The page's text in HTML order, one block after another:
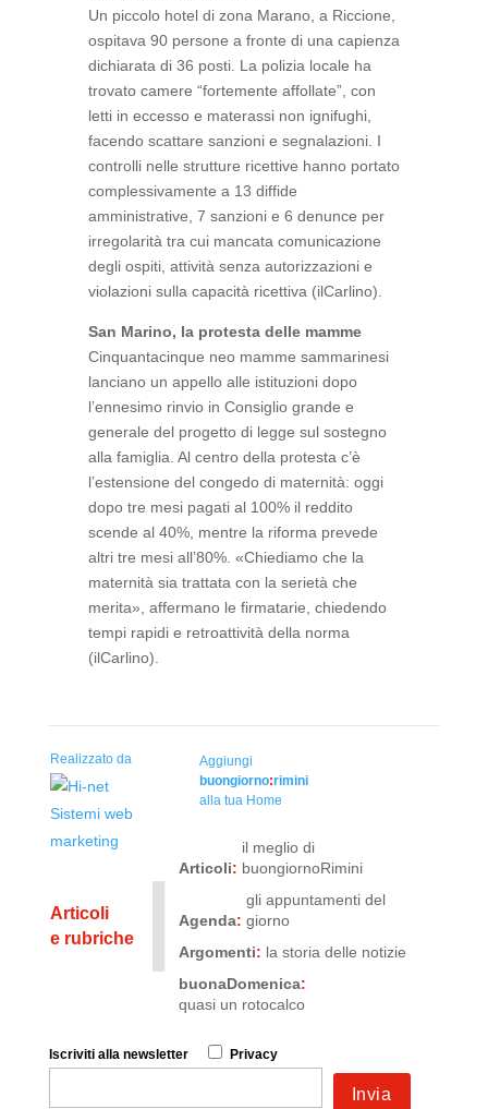
Un piccolo hotel di zona Marano, a Riccione,
ospitava 90 persone a fronte di una capienza
dichiarata di 36 posti. La polizia locale ha
trovato camere “fortemente affollate”, con
letti in eccesso e materassi non ignifughi,
facendo scattare sanzioni e segnalazioni. I
controlli nelle strutture ricettive hanno portato
complessivamente a 13 diffide
amministrative, 7 sanzioni e 6 denunce per
irregolarità tra cui mancata comunicazione
degli ospiti, attività senza autorizzazioni e
violazioni sulla capacità ricettiva (ilCarlino).
San Marino, la protesta delle mamme
Cinquantacinque neo mamme sammarinesi
lanciano un appello alle istituzioni dopo
l’ennesimo rinvio in Consiglio grande e
generale del progetto di legge sul sostegno
alla famiglia. Al centro della protesta c’è
l’estensione del congedo di maternità: oggi
dopo tre mesi pagati al 100% il reddito
scende al 40%, mentre la riforma prevede
altri tre mesi all’80%. «Chiediamo che la
maternità sia trattata con la serietà che
merita», affermano le firmatarie, chiedendo
tempi rapidi e retroattività della norma
(ilCarlino).
Realizzato da
Aggiungi
buongiorno:rimini
alla tua Home
Articoli
e rubriche
I Articoli:
il meglio di
buongiornoRimini
Agenda:
gli appuntamenti del
giorno
Argomenti: la storia delle notizie
buonaDomenica:
quasi un rotocalco
Iscriviti alla newsletter Privacy